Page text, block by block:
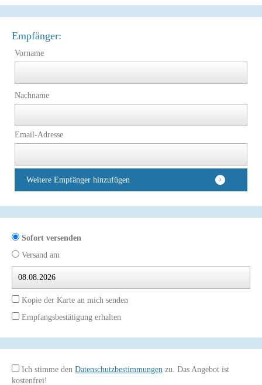
Empfänger:
Vorname
Nachname
Email-Adresse
Weitere Empfänger hinzufügen
Sofort versenden
Versand am
Kopie der Karte an mich senden
Empfangsbestätigung erhalten
Ich stimme den Datenschutzbestimmungen zu. Das Angebot ist
kostenfrei!